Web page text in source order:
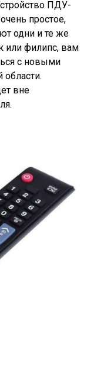
ПДУ-
простое,
одни и те же
или филипс, вам
с новыми
вне